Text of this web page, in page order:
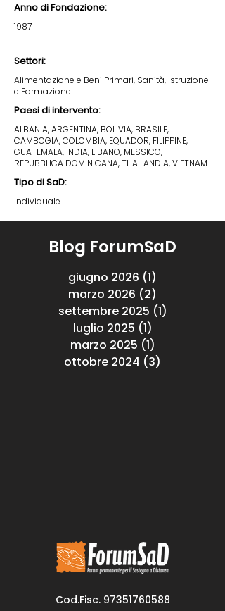
Anno di Fondazione:
1987
Settori:
Alimentazione e Beni Primari, Sanità, Istruzione
e Formazione
Paesi di intervento:
ALBANIA, ARGENTINA, BOLIVIA, BRASILE,
CAMBOGIA, COLOMBIA, EQUADOR, FILIPPINE,
GUATEMALA, INDIA, LIBANO, MESSICO,
REPUBBLICA DOMINICANA, THAILANDIA, VIETNAM
Tipo di SaD:
Individuale
Blog ForumSaD
giugno 2026 (1)
marzo 2026 (2)
settembre 2025 (1)
luglio 2025 (1)
marzo 2025 (1)
ottobre 2024 (3)
Cod.Fisc. 97351760588